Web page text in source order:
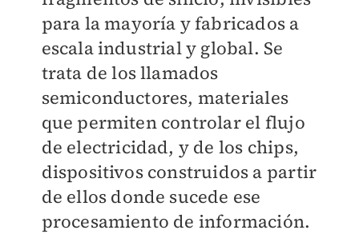
para la mayoría y fabricados a
escala industrial y global. Se
trata de los llamados
semiconductores, materiales
que permiten controlar el flujo
de electricidad, y de los chips,
dispositivos construidos a partir
de ellos donde sucede ese
procesamiento de información.